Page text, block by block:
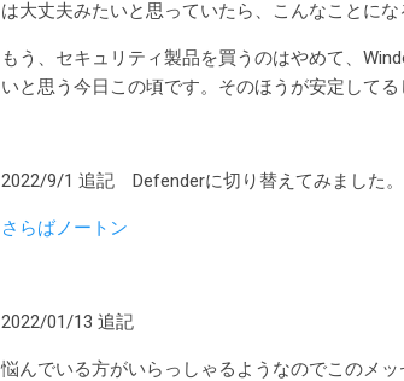
は大丈夫みたいと思っていたら、こんなことにな
もう、セキュリティ製品を買うのはやめて、
いと思う今日この頃です。そのほうが安定して
2022/9/1 追記 Defenderに切り替えてみました。
さらばノートン
2022/01/13 追記
悩んでいる方がいらっしゃるようなのでこのメ